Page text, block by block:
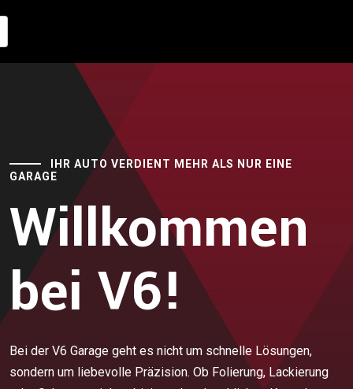
IHR AUTO VERDIENT MEHR ALS NUR EINE
GARAGE
Willkommen
bei V6!
Bei der V6 Garage geht es nicht um schnelle Lösungen,
sondern um liebevolle Präzision. Ob Folierung, Lackierung